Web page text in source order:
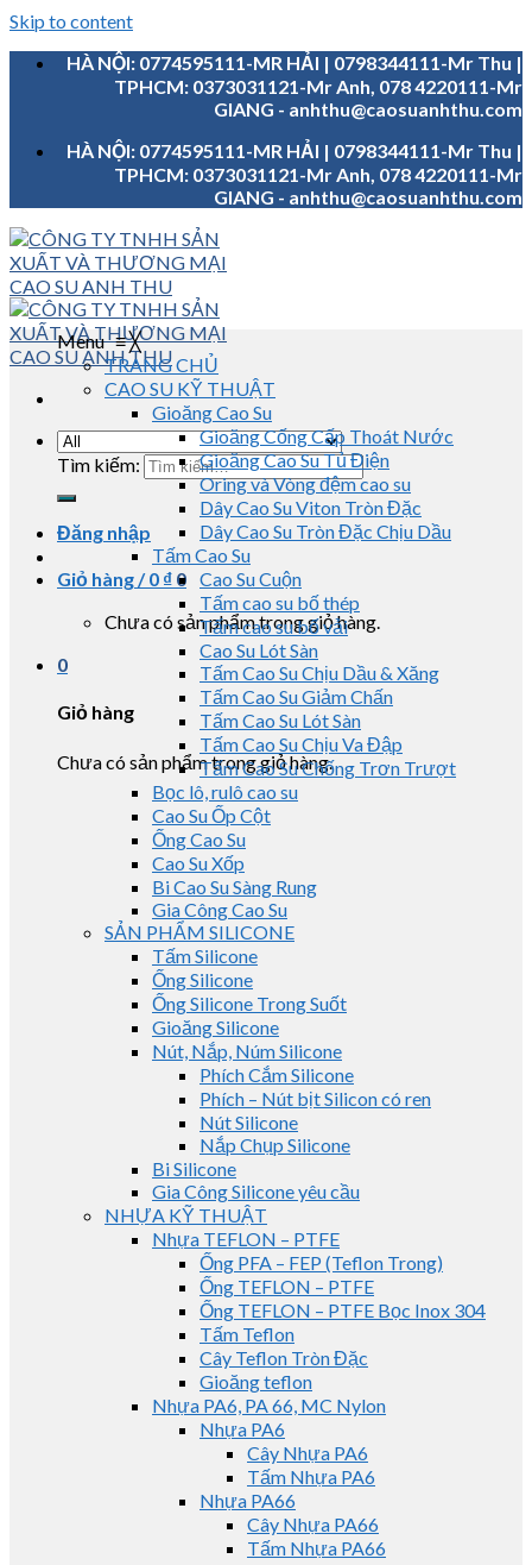
Skip to content
HÀ NỘI: 0774595111-MR HẢI | 0798344111-Mr Thu |
TPHCM: 0373031121-Mr Anh, 078 4220111-Mr
GIANG - anhthu@caosuanhthu.com
HÀ NỘI: 0774595111-MR HẢI | 0798344111-Mr Thu |
TPHCM: 0373031121-Mr Anh, 078 4220111-Mr
GIANG - anhthu@caosuanhthu.com
Tìm kiếm:
Đăng nhập
Giỏ hàng /0 ₫ 0
Chưa có sản phẩm trong giỏ hàng.
0
Giỏ hàng
Chưa có sản phẩm trong giỏ hàng.
Menu≡╳
TRANG CHỦ
CAO SU KỸ THUẬT
Gioăng Cao Su
Gioăng Cống Cấp Thoát Nước
Gioăng Cao Su Tủ Điện
Oring và Vòng đệm cao su
Dây Cao Su Viton Tròn Đặc
Dây Cao Su Tròn Đặc Chịu Dầu
Tấm Cao Su
Cao Su Cuộn
Tấm cao su bố thép
Tấm cao su bố vải
Cao Su Lót Sàn
Tấm Cao Su Chịu Dầu & Xăng
Tấm Cao Su Giảm Chấn
Tấm Cao Su Lót Sàn
Tấm Cao Su Chịu Va Đập
Tấm Cao Su Chống Trơn Trượt
Bọc lô, rulô cao su
Cao Su Ốp Cột
Ống Cao Su
Cao Su Xốp
Bi Cao Su Sàng Rung
Gia Công Cao Su
SẢN PHẨM SILICONE
Tấm Silicone
Ống Silicone
Ống Silicone Trong Suốt
Gioăng Silicone
Nút, Nắp, Núm Silicone
Phích Cắm Silicone
Phích – Nút bịt Silicon có ren
Nút Silicone
Nắp Chụp Silicone
Bi Silicone
Gia Công Silicone yêu cầu
NHỰA KỸ THUẬT
Nhựa TEFLON – PTFE
Ống PFA – FEP (Teflon Trong)
Ống TEFLON – PTFE
Ống TEFLON – PTFE Bọc Inox 304
Tấm Teflon
Cây Teflon Tròn Đặc
Gioăng teflon
Nhựa PA6, PA 66, MC Nylon
Nhựa PA6
Cây Nhựa PA6
Tấm Nhựa PA6
Nhựa PA66
Cây Nhựa PA66
Tấm Nhựa PA66